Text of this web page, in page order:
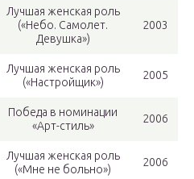
Лучшая женская роль
(«Небо. Самолет.
Девушка»)
2003
Лучшая женская роль
(«Настройщик»)
2005
Победа в номинации
«Арт-стиль»
2006
Лучшая женская роль
(«Мне не больно»)
2006